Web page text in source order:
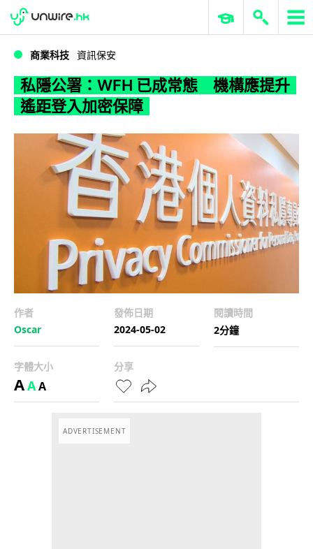
WWDC 2026 ERP 與商業 AI
商業科技 資訊保安
私隱公署：WFH 已成常態 機構應提升
遙距登入加密保障
作者
Oscar
發佈日期
2024-05-02
閱讀時間
2分鐘
字體大小
AAA
分享
ADVERTISEMENT